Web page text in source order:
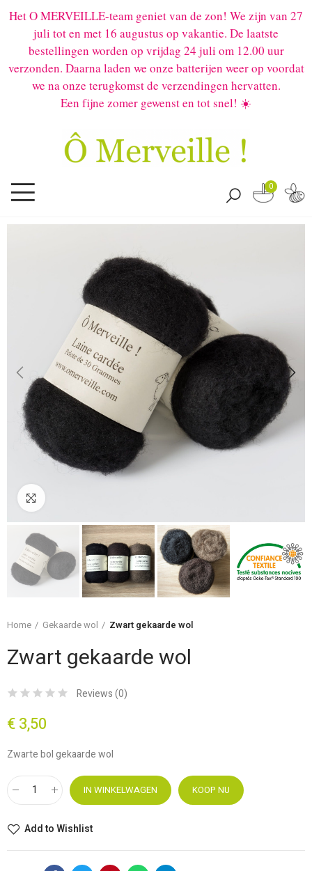
Het O MERVEILLE-team geniet van de zon! We zijn van 27
juli tot en met 16 augustus op vakantie. De laatste
bestellingen worden op vrijdag 24 juli om 12.00 uur
verzonden. Daarna laden we onze batterijen weer op voordat
we na onze terugkomst de verzendingen hervatten.
Een fijne zomer gewenst en tot snel! ☀️
0
Home Gekaarde wol Zwart gekaarde wol
Zwart gekaarde wol
Reviews (0)
€ 3,50
Zwarte bol gekaarde wol
IN WINKELWAGEN KOOP NU
Add to Wishlist